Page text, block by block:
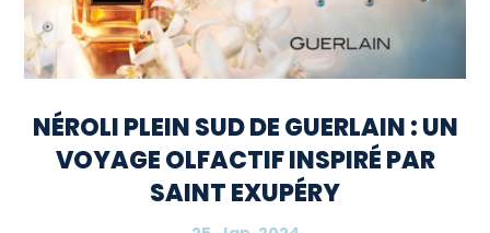
NÉROLI PLEIN SUD DE GUERLAIN : UN
VOYAGE OLFACTIF INSPIRÉ PAR
SAINT EXUPÉRY